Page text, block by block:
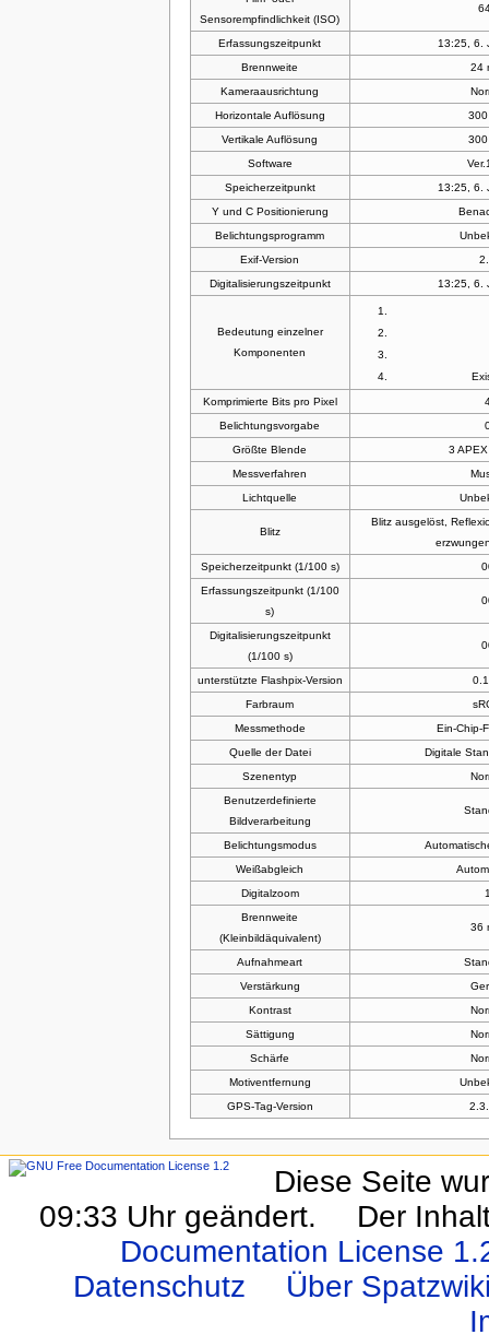
Sensorempfindlichkeit (ISO)
Erfassungszeitpunkt
13:25, 6.
Brennweite
24
Kameraausrichtung
Horizontale Auflösung
Vertikale Auflösung
Software
Speicherzeitpunkt
13:25, 6.
Y und C Positionierung
Belichtungsprogramm
Exif-Version
Digitalisierungszeitpunkt
13:25, 6.
Bedeutung einzelner
Komponenten
Komprimierte Bits pro Pixel
Belichtungsvorgabe
Größte Blende
3
Messverfahren
Lichtquelle
Blitz
Blitz ausgelöst,
Speicherzeitpunkt (1/100 s)
Erfassungszeitpunkt (1/100
s)
Digitalisierungszeitpunkt
(1/100 s)
unterstützte Flashpix-Version
Farbraum
Messmethode
Ein-Chip-
Quelle der Datei
Digitale
Szenentyp
Benutzerdefinierte
Bildverarbeitung
Belichtungsmodus
Weißabgleich
Digitalzoom
Brennweite
(Kleinbildäquivalent)
36
Aufnahmeart
Verstärkung
Kontrast
Sättigung
Schärfe
Motiventfernung
GPS-Tag-Version
Diese Seite
09:33 Uhr geändert.
Der
Documentation License
Datenschutz
Über